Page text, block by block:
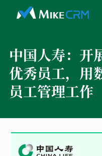
中国人寿： 开
优秀员工，用
员工管理工作